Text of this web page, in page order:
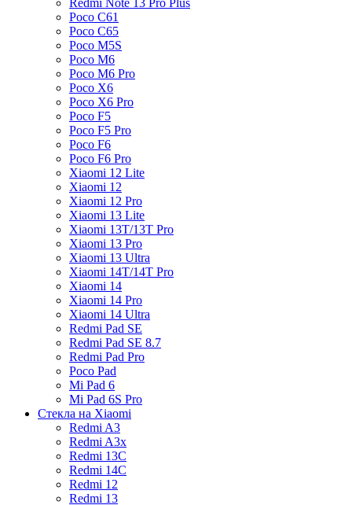
Redmi Note 13 Pro Plus
Poco C61
Poco C65
Poco M5S
Poco M6
Poco M6 Pro
Poco X6
Poco X6 Pro
Poco F5
Poco F5 Pro
Poco F6
Poco F6 Pro
Xiaomi 12 Lite
Xiaomi 12
Xiaomi 12 Pro
Xiaomi 13 Lite
Xiaomi 13T/13T Pro
Xiaomi 13 Pro
Xiaomi 13 Ultra
Xiaomi 14T/14T Pro
Xiaomi 14
Xiaomi 14 Pro
Xiaomi 14 Ultra
Redmi Pad SE
Redmi Pad SE 8.7
Redmi Pad Pro
Poco Pad
Mi Pad 6
Mi Pad 6S Pro
Стекла на Xiaomi
Redmi A3
Redmi A3x
Redmi 13C
Redmi 14C
Redmi 12
Redmi 13